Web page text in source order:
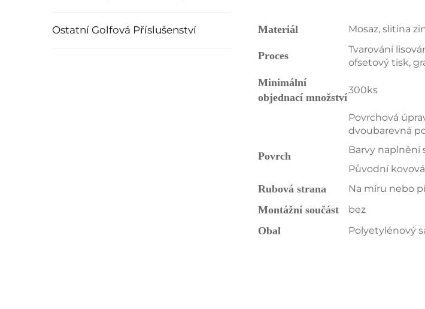
Ostatní Golfová Příslušenství Materiál Mosaz, slitina
Proces
Tvarování
ofsetový tisk,
Minimální
300ks
Povrch
Povrchová
dvoubarevná
Barvy naplnění
Původní
Rubová strana Na míru nebo
Montážní součást bez
Obal Polyetylénový